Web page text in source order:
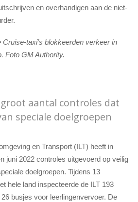
en overhandigen aan de niet-
Cruise-taxi’s blokkeerden verkeer in
Foto GM Authority.
aantal controles dat
speciale doelgroepen
en Transport (ILT) heeft in
juni 2022 controles uitgevoerd op veilig
doelgroepen. Tijdens 13
hele land inspecteerde de ILT 193
busjes voor leerlingenvervoer. De